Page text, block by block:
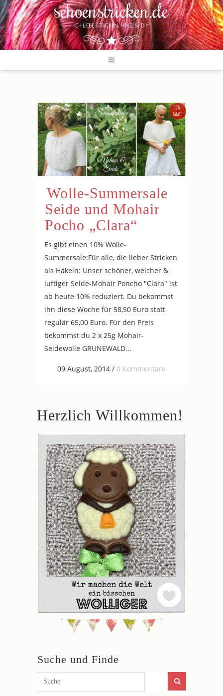
Wolle-Summersale
Seide und Mohair
Pocho „Clara“
Es gibt einen 10% Wolle-
Summersale:Für alle, die lieber Stricken
als Häkeln: Unser schöner, weicher &
luftiger Seide-Mohair Poncho "Clara" ist
ab heute 10% reduziert. Du bekommst
ihn diese Woche für 58,50 Euro statt
regulär 65,00 Euro. Für den Preis
bekommst du 2 x 25g Mohair-
Seidewolle GRUNEWALD...
09 August, 2014 / 0 Kommentare
Herzlich Willkommen!
Suche und Finde